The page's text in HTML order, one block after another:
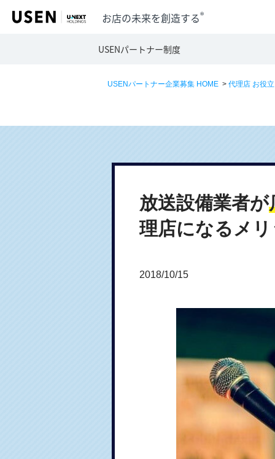
USENパートナー制度
お店の未来を創造する®
USENパートナー企業募集 HOME > 代理店 お役
放送設備業者が
理店になるメ
2018/10/15